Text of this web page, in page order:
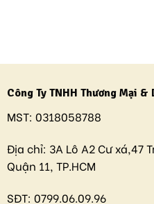
Công Ty TNHH Thương Mại
MST: 0318058788
Địa chỉ: 3A Lô A2 Cư xá,47
Quận 11, TP.HCM
SĐT: 0799.06.09.96